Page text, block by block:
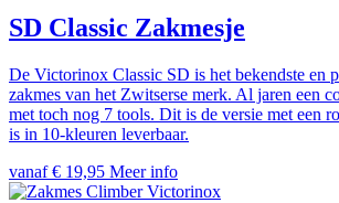
SD Classic Zakmesje
De Victorinox Classic SD is het bekendste en
zakmes van het Zwitserse merk. Al jaren een
met toch nog 7 tools. Dit is de versie met een
is in 10-kleuren leverbaar.
vanaf € 19,95 Meer info
Victorinox